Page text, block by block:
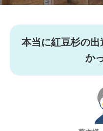
本当に紅豆杉の
か